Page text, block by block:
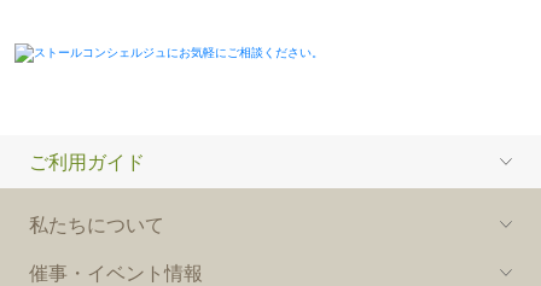
ご利用ガイド
私たちについて
催事・イベント情報